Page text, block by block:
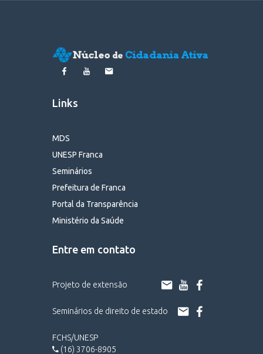
Links
MDS
UNESP Franca
Seminários
Prefeitura de Franca
Portal da Transparência
Ministério da Saúde
Entre em contato
Projeto de extensão
Seminários de direito de estado
FCHS/UNESP
(16) 3706-8905